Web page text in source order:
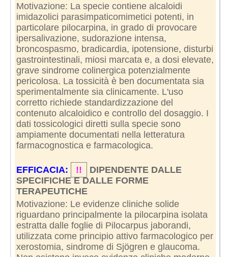
Motivazione: La specie contiene alcaloidi
imidazolici parasimpaticomimetici potenti, in
particolare pilocarpina, in grado di provocare
ipersalivazione, sudorazione intensa,
broncospasmo, bradicardia, ipotensione, disturbi
gastrointestinali, miosi marcata e, a dosi elevate,
grave sindrome colinergica potenzialmente
pericolosa. La tossicità è ben documentata sia
sperimentalmente sia clinicamente. L'uso
corretto richiede standardizzazione del
contenuto alcaloidico e controllo del dosaggio. I
dati tossicologici diretti sulla specie sono
ampiamente documentati nella letteratura
farmacognostica e farmacologica.
EFFICACIA: !!
DIPENDENTE DALLE
SPECIFICHE E DALLE FORME
TERAPEUTICHE
Motivazione: Le evidenze cliniche solide
riguardano principalmente la pilocarpina isolata
estratta dalle foglie di Pilocarpus jaborandi,
utilizzata come principio attivo farmacologico per
xerostomia, sindrome di Sjögren e glaucoma.